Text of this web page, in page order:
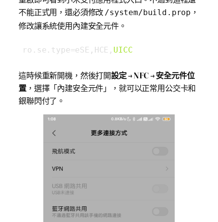
不能正式用，還必須修改 /system/build.prop ，
修改讓系統使用內建安全元件。
ro.se.type=eSE,HCE, UICC
這時候重新開機，然後打開設定→NFC→安全元件位
置，選擇「內建安全元件」，就可以正常用公交卡和
銀聯閃付了。